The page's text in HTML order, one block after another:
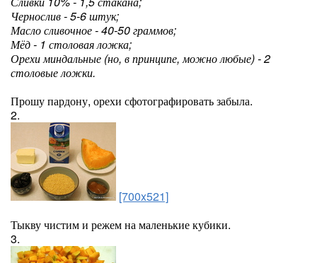
Чернослив - 5-6 штук;
Масло сливочное - 40-50 граммов;
Мёд - 1 столовая ложка;
Орехи миндальные (но, в принципе, можно любые) - 2
столовые ложки.
Прошу пардону, орехи сфотографировать забыла.
2.
[700x521]
Тыкву чистим и режем на маленькие кубики.
3.